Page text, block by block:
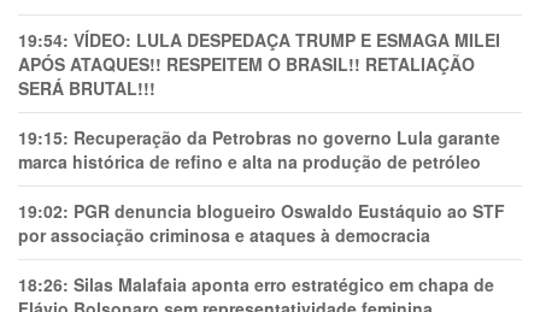
19:54: VÍDEO: LULA DESPEDAÇA TRUMP E ESMAGA MILEI
APÓS ATAQUES!! RESPEITEM O BRASIL!! RETALIAÇÃO
SERÁ BRUTAL!!!
19:15: Recuperação da Petrobras no governo Lula garante
marca histórica de refino e alta na produção de petróleo
19:02: PGR denuncia blogueiro Oswaldo Eustáquio ao STF
por associação criminosa e ataques à democracia
18:26: Silas Malafaia aponta erro estratégico em chapa de